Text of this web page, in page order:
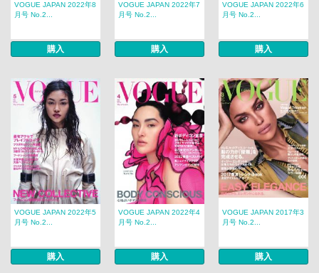
VOGUE JAPAN 2022年8
月号 No.2...
購入
VOGUE JAPAN 2022年7
月号 No.2...
購入
VOGUE JAPAN 2022年6
月号 No.2...
購入
VOGUE JAPAN 2022年5
月号 No.2...
購入
VOGUE JAPAN 2022年4
月号 No.2...
購入
VOGUE JAPAN 2017年3
月号 No.2...
購入